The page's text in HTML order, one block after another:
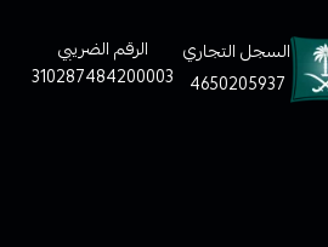
السجل التجاري
4650205937
الرقم الضريبي
310287484200003